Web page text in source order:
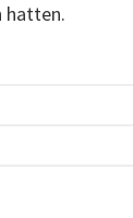
hatten.